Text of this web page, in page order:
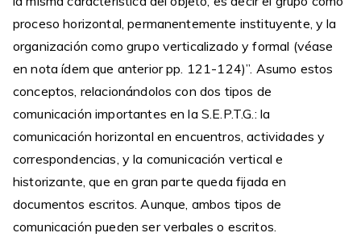
proceso horizontal, permanentemente instituyente, y la
organización como grupo verticalizado y formal (véase
en nota ídem que anterior pp. 121-124)”. Asumo estos
conceptos, relacionándolos con dos tipos de
comunicación importantes en la S.E.P.T.G.: la
comunicación horizontal en encuentros, actividades y
correspondencias, y la comunicación vertical e
historizante, que en gran parte queda fijada en
documentos escritos. Aunque, ambos tipos de
comunicación pueden ser verbales o escritos.